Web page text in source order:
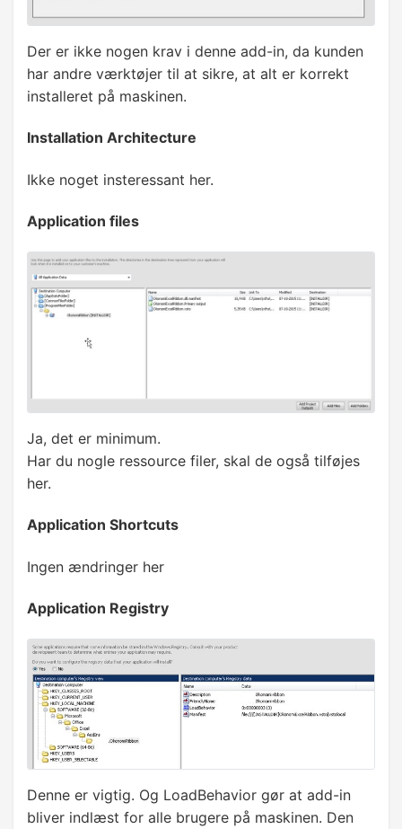
Der er ikke nogen krav i denne add-in, da kunden
har andre værktøjer til at sikre, at alt er korrekt
installeret på maskinen.
Installation Architecture
Ikke noget insteressant her.
Application files
Ja, det er minimum.
Har du nogle ressource filer, skal de også tilføjes
her.
Application Shortcuts
Ingen ændringer her
Application Registry
Denne er vigtig. Og LoadBehavior gør at add-in
bliver indlæst for alle brugere på maskinen. Den